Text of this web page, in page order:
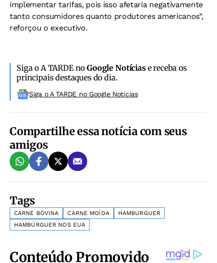
implementar tarifas, pois isso afetaria negativamente
tanto consumidores quanto produtores americanos”,
reforçou o executivo.
Siga o A TARDE noGoogle Notíciase receba os
principais destaques do dia.
Siga o A TARDE no Google Noticias
Compartilhe essa notícia com seus
amigos
Tags
CARNE BOVINA CARNE MOÍDA
HAMBURGUER
HAMBÚRGUER NOS EUA